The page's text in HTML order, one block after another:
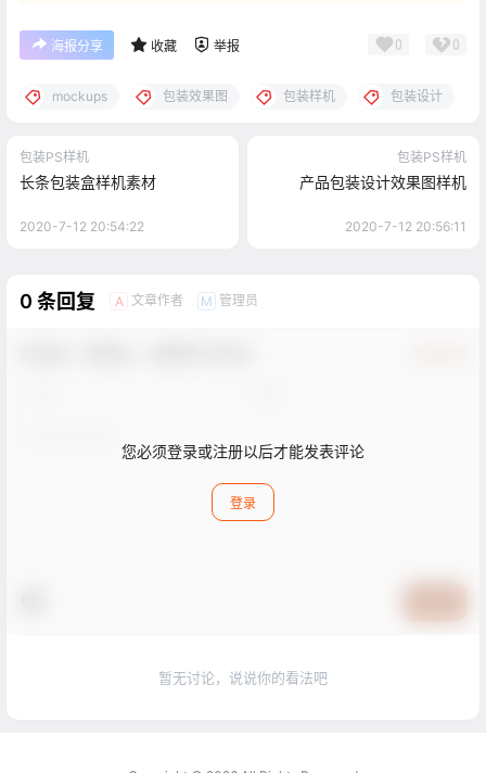
海报分享 收藏 举报 0 0
mockups 包装效果图 包装样机 包装设计
包装PS样机
长条包装盒样机素材
2020-7-12 20:54:22
包装PS样机
产品包装设计效果图样机
2020-7-12 20:56:11
0 条回复 A 文章作者 M 管理员
您必须登录或注册以后才能发表评论
登录
暂无讨论，说说你的看法吧